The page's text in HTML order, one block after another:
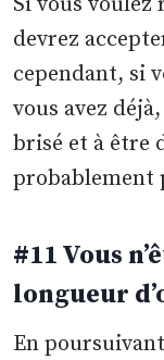
devrez
cependant, si
vous avez
brisé et à être
probablement
#11 Vous
longueur
En